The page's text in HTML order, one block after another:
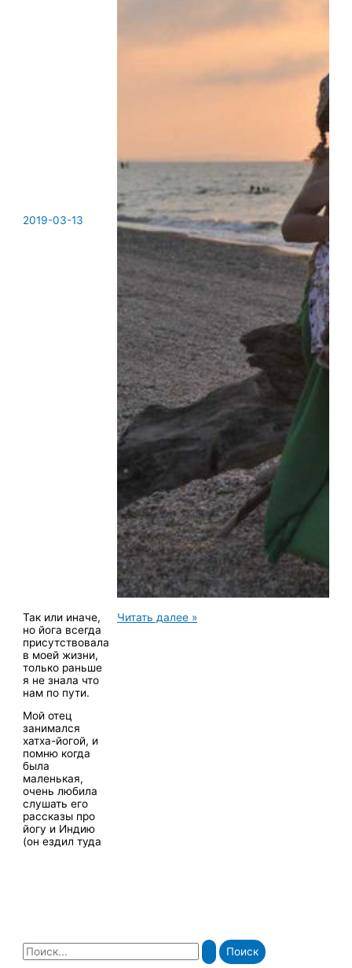
2019-03-13
Так или иначе,
но йога всегда
присутствовала
в моей жизни,
только раньше
я не знала что
нам по пути.
Мой отец
занимался
хатха-йогой, и
помню когда
была
маленькая,
очень любила
слушать его
рассказы про
йогу и Индию
(он ездил туда
Вспомнить
Читать далее »
П